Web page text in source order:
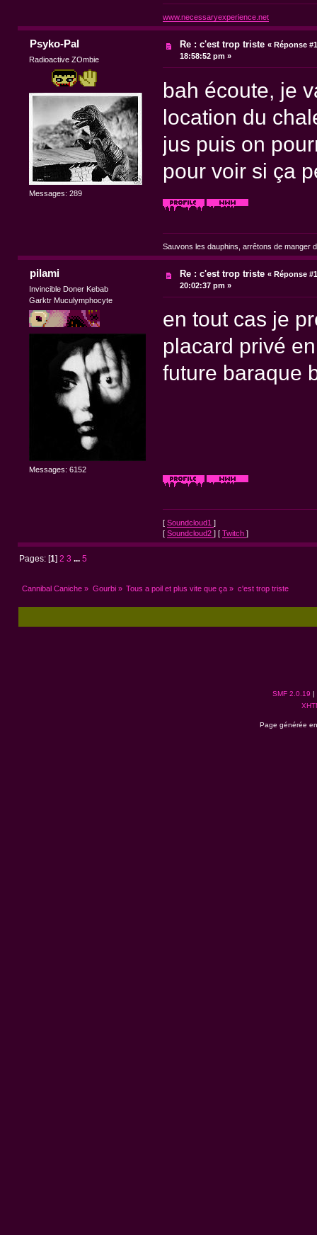
www.necessaryexperience.net
Psyko-Pal
Radioactive ZOmbie
Messages: 289
Re : c'est trop triste «Réponse
18:58:52 pm »
bah écoute, je
location du
jus puis on
pour voir si ça
Sauvons les dauphins, arrêtons de manger
pilami
Invincible Doner Kebab
Garktr Muculymphocyte
Messages: 6152
Re : c'est trop triste «Réponse
20:02:37 pm »
en tout cas je
placard privé
future baraque
[ Soundcloud1 ]
[ Soundcloud2 ] [ Twitch ]
Pages: [1]2 3 ...5
Cannibal Caniche » Gourbi» Tous a poil et plus vite que ça » c'est trop triste
SMF 2.0.19
Page générée